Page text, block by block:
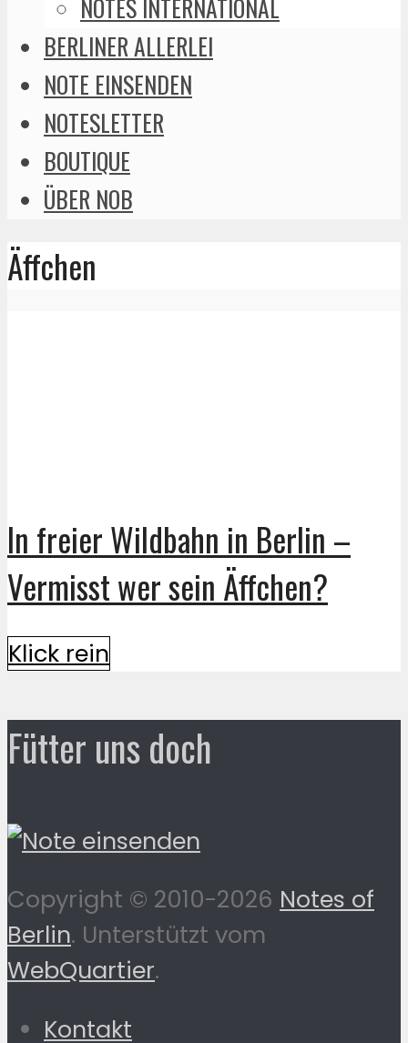
BERLINER ALLERLEI
NOTE EINSENDEN
NOTESLETTER
BOUTIQUE
ÜBER NOB
Äffchen
In freier Wildbahn in Berlin –
Vermisst wer sein Äffchen?
Klick rein
Fütter uns doch
Copyright © 2010-2026 Notes of
Berlin. Unterstützt vom
WebQuartier.
Kontakt